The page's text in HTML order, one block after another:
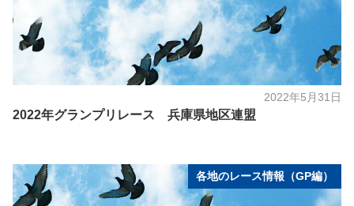
2022年5月31日
2022年グランプリレース 兵庫県地区連盟
各地のレース情報（GP編）